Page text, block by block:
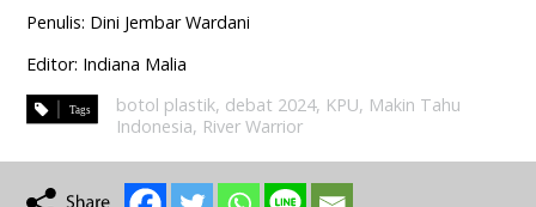
Penulis: Dini Jembar Wardani
Editor: Indiana Malia
botol plastik, debat 2024, KPU, Makin Tahu
Indonesia, River Warrior